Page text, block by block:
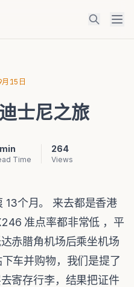
15日
士尼之旅
Time
264
Views
13个月。 来去都是香港
准点率都非常低 ，平
赤腊角机场后乘坐机场
车并购物，我们是提了
寄存行李，结果把证件